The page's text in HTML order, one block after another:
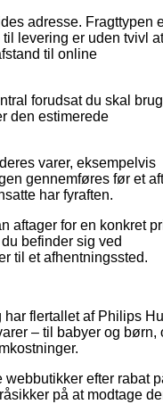
adresse. Fragttypen
levering er uden tvivl at
til online
forudsat du skal
den estimerede
varer, eksempelvis
gennemføres før et
har fyraften.
aftager for en konkret
befinder sig ved
til et afhentningssted.
flertallet af Philips
– til babyer og børn,
efter rabat
på at modtage